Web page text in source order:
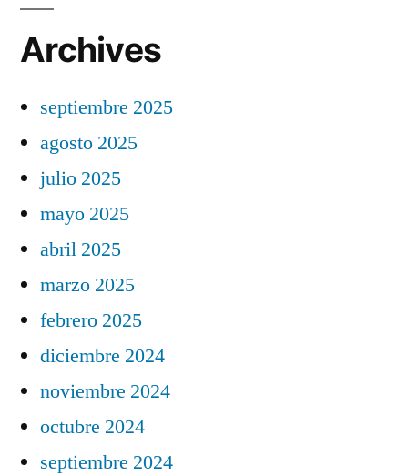
Archives
septiembre 2025
agosto 2025
julio 2025
mayo 2025
abril 2025
marzo 2025
febrero 2025
diciembre 2024
noviembre 2024
octubre 2024
septiembre 2024